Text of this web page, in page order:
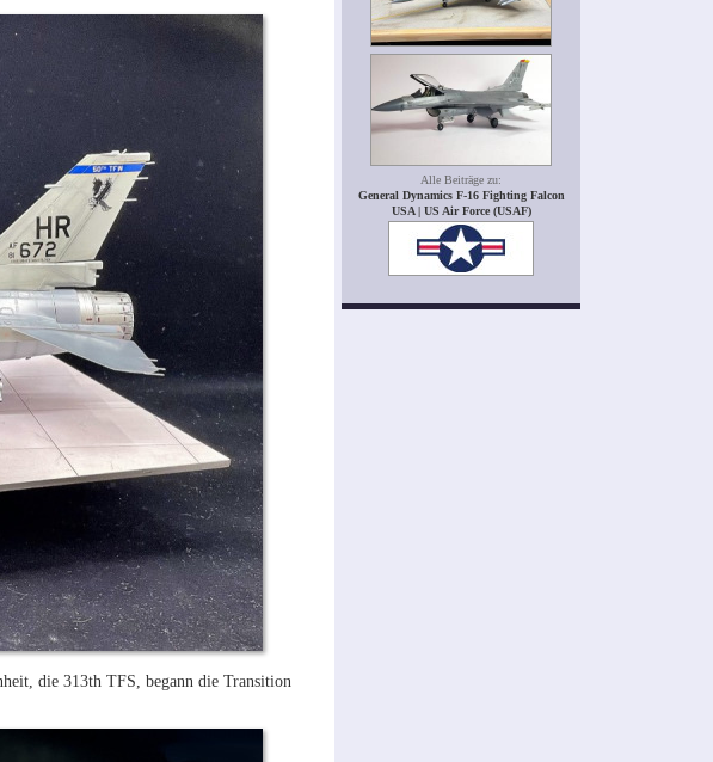
die 313th TFS, begann die Transition
Alle Beiträge zu:
General Dynamics F-16 Fighting Falcon
USA | US Air Force (USAF)